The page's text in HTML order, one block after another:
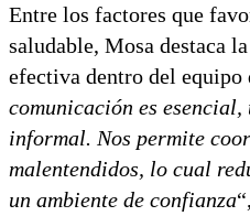
Entre los factores que
saludable, Mosa destaca
efectiva dentro del equipo
comunicación es
informal. Nos permite
malentendidos, lo cual
un ambiente de confianza